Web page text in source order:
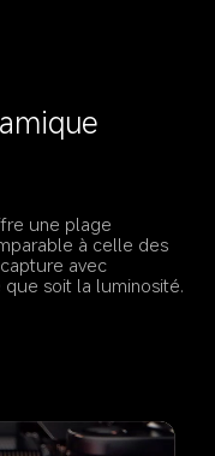
une plage
à celle des
avec
soit la luminosité.